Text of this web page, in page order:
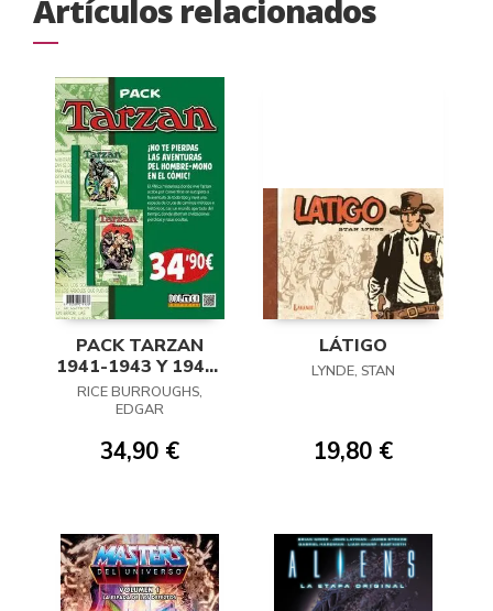
Artículos relacionados
PACK TARZAN
1941-1943 Y 1943-
1945
RICE BURROUGHS,
EDGAR
34,90 €
LÁTIGO
LYNDE, STAN
19,80 €